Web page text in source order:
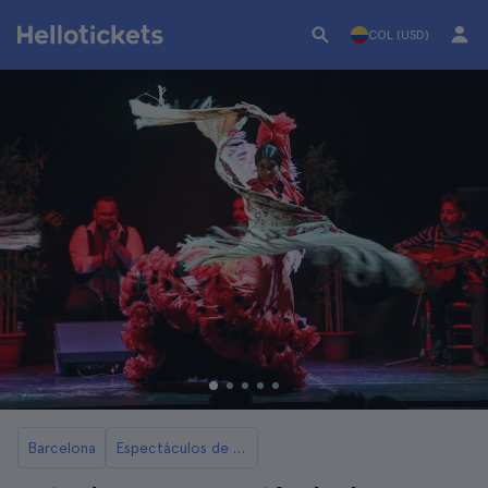
COL (USD)
Barcelona Espectáculos de flamenco en Barcelona